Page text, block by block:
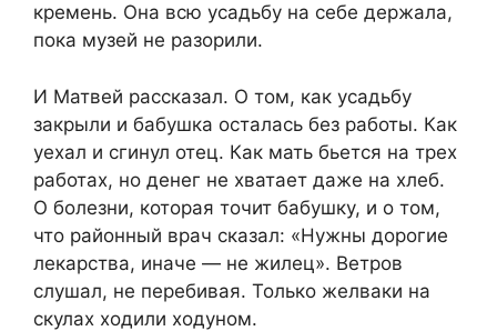
кремень. Она всю усадьбу на себе держала,
пока музей не разорили.
И Матвей рассказал. О том, как усадьбу
закрыли и бабушка осталась без работы. Как
уехал и сгинул отец. Как мать бьется на трех
работах, но денег не хватает даже на хлеб.
О болезни, которая точит бабушку, и о том,
что районный врач сказал: «Нужны дорогие
лекарства, иначе — не жилец». Ветров
слушал, не перебивая. Только желваки на
скулах ходили ходуном.